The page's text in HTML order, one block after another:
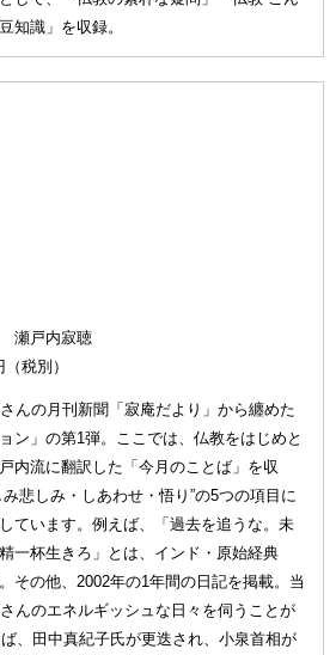
知識」を収録。
瀬戸内寂聴
税別）
んの月刊新聞「寂庵だより」から纏めた
ン」の第1弾。ここでは、仏教をはじめと
内流に翻訳した「今月のことば」を収
悲しみ・しあわせ・悟り”の5つの項目に
ています。例えば、「過去を追うな。未
一杯生きろ」とは、インド・原始経典
その他、2002年の1年間の日記を掲載。当
んのエネルギッシュな日々を伺うことが
、田中真紀子氏が更迭され、小泉首相が